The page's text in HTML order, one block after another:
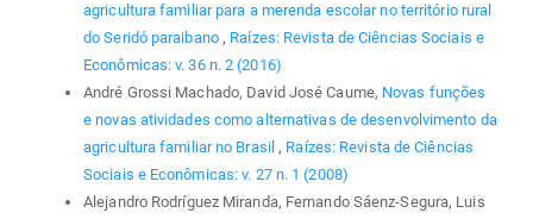
agricultura familiar para a merenda escolar no território rural
do Seridó paraibano , Raízes: Revista de Ciências Sociais e
Econômicas: v. 36 n. 2 (2016)
André Grossi Machado, David José Caume, Novas funções
e novas atividades como alternativas de desenvolvimento da
agricultura familiar no Brasil, Raízes: Revista de Ciências
Sociais e Econômicas: v. 27 n. 1 (2008)
Alejandro Rodríguez Miranda, Fernando Sáenz-Segura, Luis